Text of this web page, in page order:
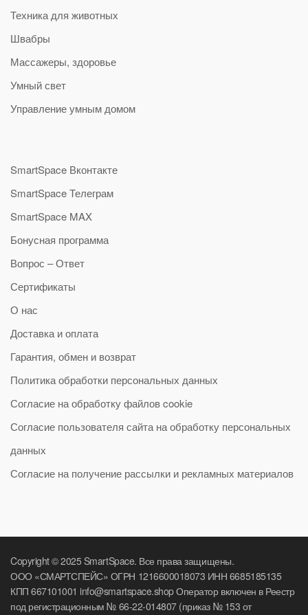
Техника для животных
Швабры
Массажеры, здоровье
Умный свет
Управление умным домом
SmartSpace Вконтакте
SmartSpace Телеграм
SmartSpace MAX
Бонусная программа
Вопрос – Ответ
Сертификаты
О нас
Доставка и оплата
Гарантия, обмен и возврат
Политика обработки персональных данных
Согласие на обработку файлов cookie
Согласие пользователя сайта на обработку персональных
данных
Согласие на получение рассылки и рекламных материалов
Copyright © 2025 SmartSpace. Все права защищены.
ООО «СМАРТСПЕЙС» ОГРН 1216600018073 ИНН 6685185135
КПП 667101001 info@smartspace.shop Оператор включен в Реестр
под регистрационным № 66-22-014807 (приказ № 153 от